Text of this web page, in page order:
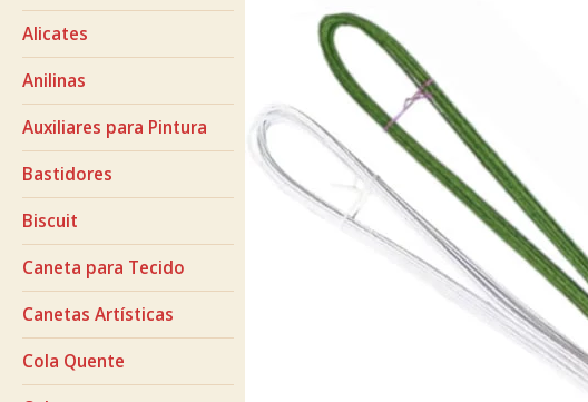
Alicates
Anilinas
Auxiliares para Pintura
Bastidores
Biscuit
Caneta para Tecido
Canetas Artísticas
Cola Quente